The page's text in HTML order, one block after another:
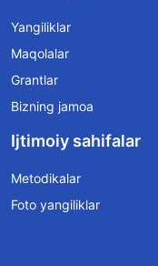
Yangiliklar
Maqolalar
Grantlar
Bizning jamoa
Ijtimoiy sahifalar
Metodikalar
Foto yangiliklar